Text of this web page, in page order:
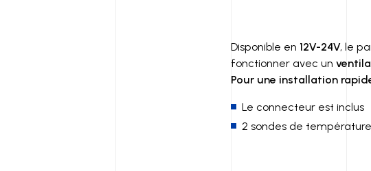
Disponible en 12V-24V, le
fonctionner avec un
Pour une installation
Le connecteur est inclus
2 sondes de